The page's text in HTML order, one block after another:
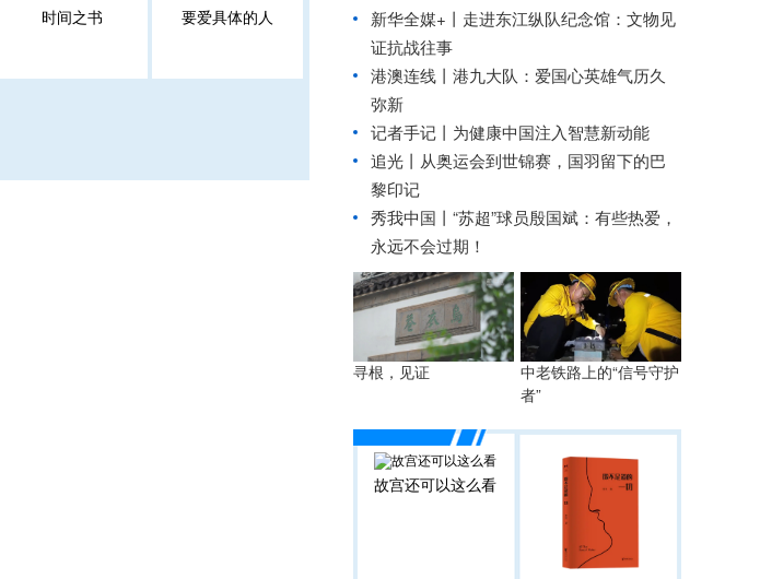
时间之书 要爱具体的人
新华全媒+丨 走进东江纵队纪念馆：文物见
证抗战往事
港澳连线丨 港九大队：爱国心英雄气历久
弥新
记者手记丨为健康中国注入智慧新动能
追光丨
从奥运会到世锦赛，国羽留下的巴
黎印记
秀我中国丨 “苏超”球员殷国斌：有些热爱，
永远不会过期！
寻根，见证
中老铁路上的“信号守护
者”
故宫还可以这么看